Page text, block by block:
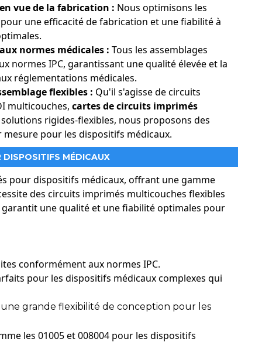
vue de la fabrication : Nous optimisons les
une efficacité de fabrication et une fiabilité à
normes médicales : Tous les assemblages
normes IPC, garantissant une qualité élevée et la
réglementations médicales.
flexibles : Qu'il s'agisse de circuits
multicouches, cartes de circuits imprimés
rigides-flexibles, nous proposons des
pour les dispositifs médicaux.
DISPOSITIFS MÉDICAUX
pour dispositifs médicaux, offrant une gamme
des circuits imprimés multicouches flexibles
une qualité et une fiabilité optimales pour
conformément aux normes IPC.
pour les dispositifs médicaux complexes qui
grande flexibilité de conception pour les
les 01005 et 008004 pour les dispositifs
continu. Nos circuits imprimés rigides-flexibles sont
fonctionnalité constante.
pour la dissipation de la chaleur, empêchant la